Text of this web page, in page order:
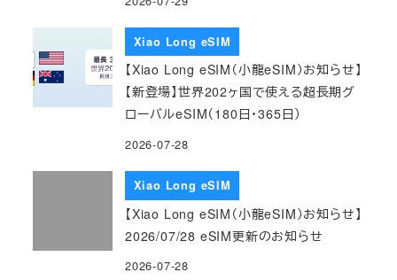
Xiao Long eSIM
【Xiao Long eSIM（小龍eSIM）お知らせ】
【新登場】世界202ヶ国で使える超長期グ
ローバルeSIM（180日・365日）
2026-07-28
Xiao Long eSIM
【Xiao Long eSIM（小龍eSIM）お知らせ】
2026/07/28 eSIM更新のお知らせ
2026-07-28